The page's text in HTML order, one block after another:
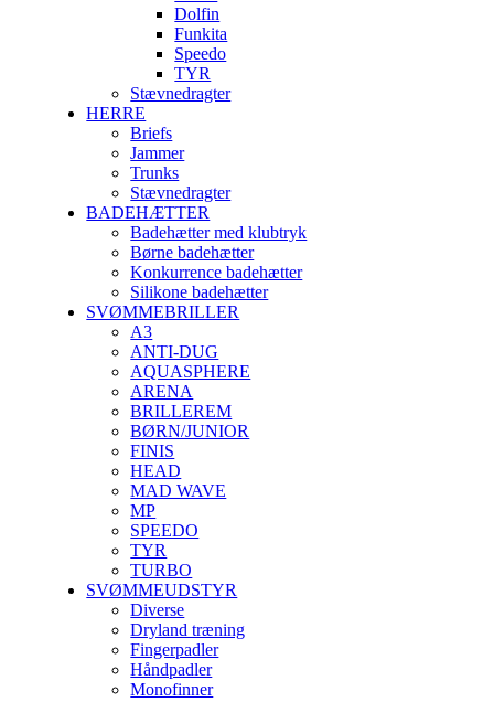
Dolfin
Funkita
Speedo
TYR
Stævnedragter
HERRE
Briefs
Jammer
Trunks
Stævnedragter
BADEHÆTTER
Badehætter med klubtryk
Børne badehætter
Konkurrence badehætter
Silikone badehætter
SVØMMEBRILLER
A3
ANTI-DUG
AQUASPHERE
ARENA
BRILLEREM
BØRN/JUNIOR
FINIS
HEAD
MAD WAVE
MP
SPEEDO
TYR
TURBO
SVØMMEUDSTYR
Diverse
Dryland træning
Fingerpadler
Håndpadler
Monofinner